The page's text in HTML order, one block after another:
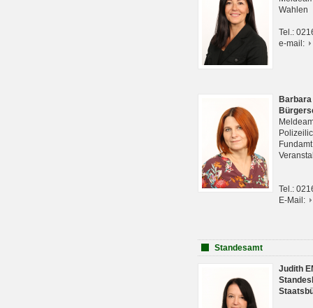
Wahlen
Tel.:
e-mail:
Tel.:
E-Mail:
Standesamt
Judith